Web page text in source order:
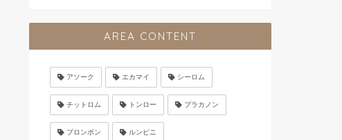
AREA CONTENT
アソーク エカマイ シーロム
チットロム トンロー プラカノン
プロンポン ルンピニ